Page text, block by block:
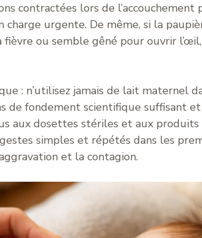
contractées lors de
charge urgente. De même, si la
fièvre ou semble gêné pour ouvrir
: n’utilisez jamais de lait maternel
de fondement scientifique suffisant
aux dosettes stériles et aux
simples et répétés dans les
et la contagion.